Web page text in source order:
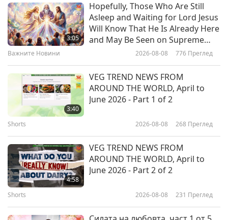
Трите стъпки, които да следвате
за сключването на мир, част 1
от 3
Пътят към мир в Украйна
(Юрейн) и света част 1 от 13
Победа над смущаващия мира
свят, част 1 от 11
3:05
Hopefully, Those Who Are Still
Asleep and Waiting for Lord Jesus
Will Know That He Is Already Here
and May Be Seen on Supreme
Master Television
Важните Новини 2026-08-08 776 Преглед
3:40
VEG TREND NEWS FROM
AROUND THE WORLD, April to
June 2026 - Part 1 of 2
Shorts 2026-08-08 268 Преглед
4:58
VEG TREND NEWS FROM
AROUND THE WORLD, April to
June 2026 - Part 2 of 2
Shorts 2026-08-08 231 Преглед